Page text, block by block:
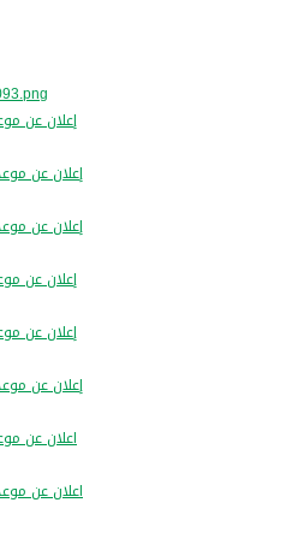
إعلان عن
إعلان عن
إعلان عن
إعلان عن
إعلان عن
إعلان عن
اعلان عن
اعلان عن